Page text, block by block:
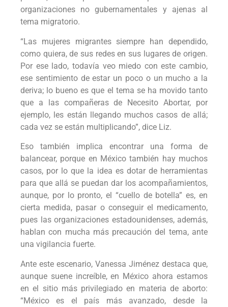
organizaciones no gubernamentales y ajenas al
tema migratorio.
“Las mujeres migrantes siempre han dependido,
como quiera, de sus redes en sus lugares de origen.
Por ese lado, todavía veo miedo con este cambio,
ese sentimiento de estar un poco o un mucho a la
deriva; lo bueno es que el tema se ha movido tanto
que a las compañeras de Necesito Abortar, por
ejemplo, les están llegando muchos casos de allá;
cada vez se están multiplicando”, dice Liz.
Eso también implica encontrar una forma de
balancear, porque en México también hay muchos
casos, por lo que la idea es dotar de herramientas
para que allá se puedan dar los acompañamientos,
aunque, por lo pronto, el “cuello de botella” es, en
cierta medida, pasar o conseguir el medicamento,
pues las organizaciones estadounidenses, además,
hablan con mucha más precaución del tema, ante
una vigilancia fuerte.
Ante este escenario, Vanessa Jiménez destaca que,
aunque suene increíble, en México ahora estamos
en el sitio más privilegiado en materia de aborto:
“México es el país más avanzado, desde la